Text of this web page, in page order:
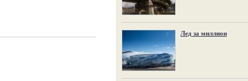
Лед за миллион